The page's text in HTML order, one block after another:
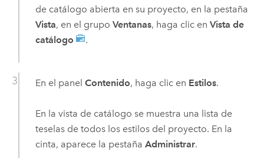
de catálogo abierta en su proyecto, en la pestaña
Vista, en el grupo Ventanas, haga clic en Vista de
catálogo
.
En el panel Contenido, haga clic en Estilos.
En la vista de catálogo se muestra una lista de
teselas de todos los estilos del proyecto. En la
cinta, aparece la pestaña Administrar.